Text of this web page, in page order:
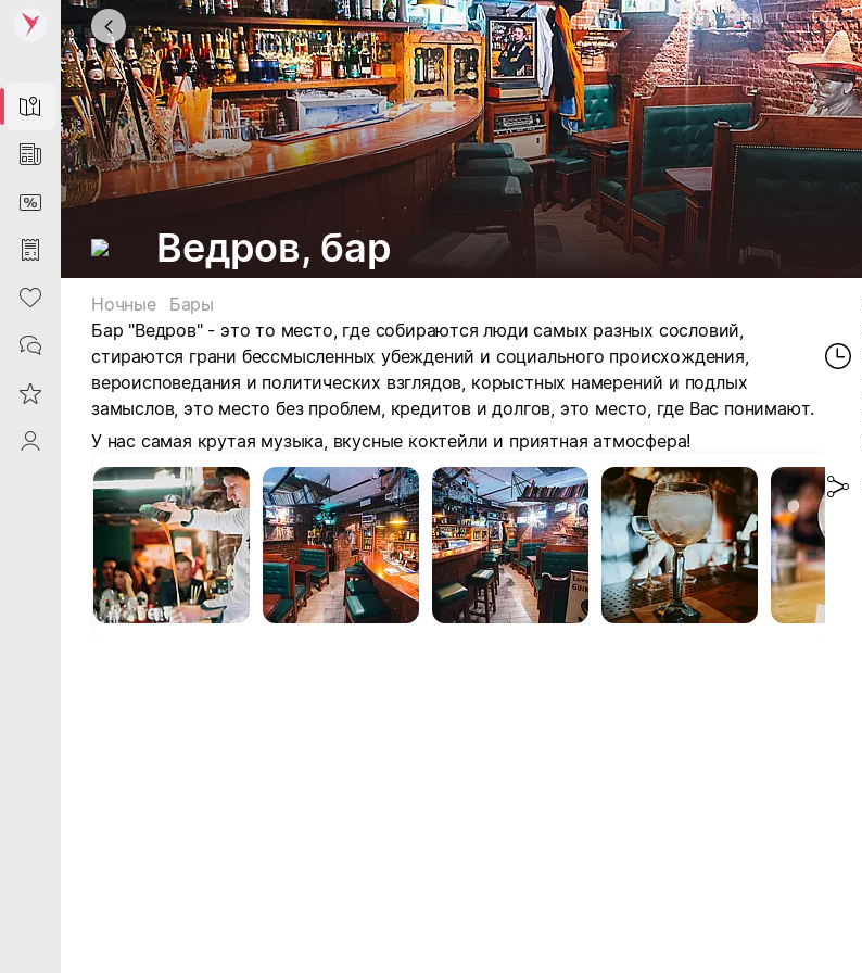
Map
News
DiscountCard
Purchases
Heart
Contacts
Reviews
ProfileSaby
Ведров, бар
Ночные
Бары
Бар "Ведров" - это то место, где собираются люди самых разных сословий,
стираются грани бессмысленных убеждений и социального происхождения,
вероисповедания и политических взглядов, корыстных намерений и подлых
замыслов, это место без проблем, кредитов и долгов, это место, где Вас понимают.
У нас самая крутая музыка, вкусные коктейли и приятная атмосфера!